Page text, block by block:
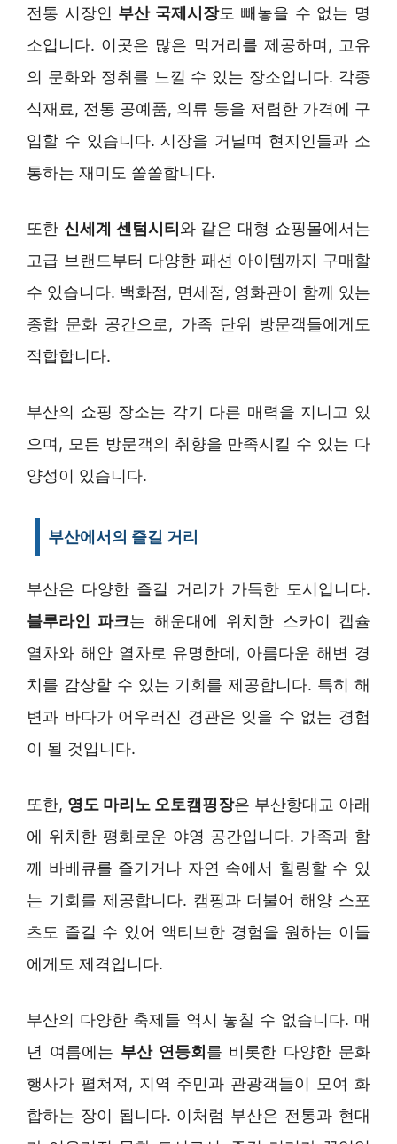
전통 시장인 부산 국제시장도 빼놓을 수 없는 명
소입니다. 이곳은 많은 먹거리를 제공하며, 고유
의 문화와 정취를 느낄 수 있는 장소입니다. 각종
식재료, 전통 공예품, 의류 등을 저렴한 가격에 구
입할 수 있습니다. 시장을 거닐며 현지인들과 소
통하는 재미도 쏠쏠합니다.
또한 신세계 센텀시티와 같은 대형 쇼핑몰에서는
고급 브랜드부터 다양한 패션 아이템까지 구매할
수 있습니다. 백화점, 면세점, 영화관이 함께 있는
종합 문화 공간으로, 가족 단위 방문객들에게도
적합합니다.
부산의 쇼핑 장소는 각기 다른 매력을 지니고 있
으며, 모든 방문객의 취향을 만족시킬 수 있는 다
양성이 있습니다.
부산에서의 즐길 거리
부산은 다양한 즐길 거리가 가득한 도시입니다.
블루라인 파크는 해운대에 위치한 스카이 캡슐
열차와 해안 열차로 유명한데, 아름다운 해변 경
치를 감상할 수 있는 기회를 제공합니다. 특히 해
변과 바다가 어우러진 경관은 잊을 수 없는 경험
이 될 것입니다.
또한, 영도 마리노 오토캠핑장은 부산항대교 아래
에 위치한 평화로운 야영 공간입니다. 가족과 함
께 바베큐를 즐기거나 자연 속에서 힐링할 수 있
는 기회를 제공합니다. 캠핑과 더불어 해양 스포
츠도 즐길 수 있어 액티브한 경험을 원하는 이들
에게도 제격입니다.
부산의 다양한 축제들 역시 놓칠 수 없습니다. 매
년 여름에는 부산 연등회를 비롯한 다양한 문화
행사가 펼쳐져, 지역 주민과 관광객들이 모여 화
합하는 장이 됩니다. 이처럼 부산은 전통과 현대